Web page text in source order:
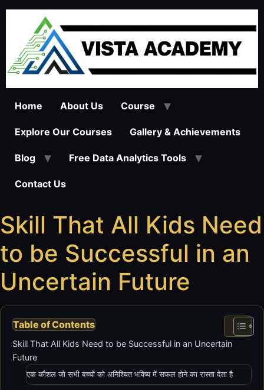
Skip
content
Home About Us Course
Explore Our Courses Gallery & Achievements
Blog Free Data Analytics Tools
Contact Us
Skill That All Kids Need
to be Successful in an
Uncertain Future
Table of Contents
Skill That All Kids Need to be Successful in an Uncertain
Future
एक कौशल जो सभी बच्चों को अनिश्चित भविष्य में सफल होने का रास्ता देता है